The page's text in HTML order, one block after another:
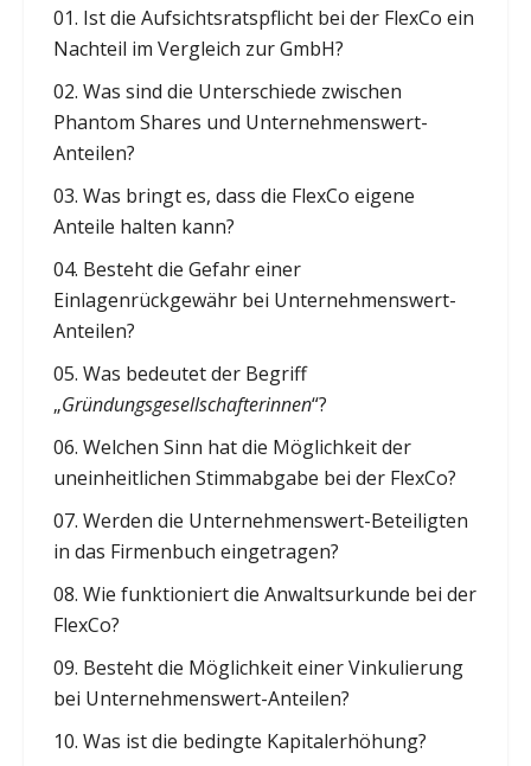
Ist die Aufsichtsratspflicht bei der FlexCo ein
Nachteil im Vergleich zur GmbH?
Was sind die Unterschiede zwischen
Phantom Shares und Unternehmenswert-
Anteilen?
Was bringt es, dass die FlexCo eigene
Anteile halten kann?
Besteht die Gefahr einer
Einlagenrückgewähr bei Unternehmenswert-
Anteilen?
Was bedeutet der Begriff
„Gründungsgesellschafterinnen“?
Welchen Sinn hat die Möglichkeit der
uneinheitlichen Stimmabgabe bei der FlexCo?
Werden die Unternehmenswert-Beteiligten
in das Firmenbuch eingetragen?
Wie funktioniert die Anwaltsurkunde bei der
FlexCo?
Besteht die Möglichkeit einer Vinkulierung
bei Unternehmenswert-Anteilen?
Was ist die bedingte Kapitalerhöhung?